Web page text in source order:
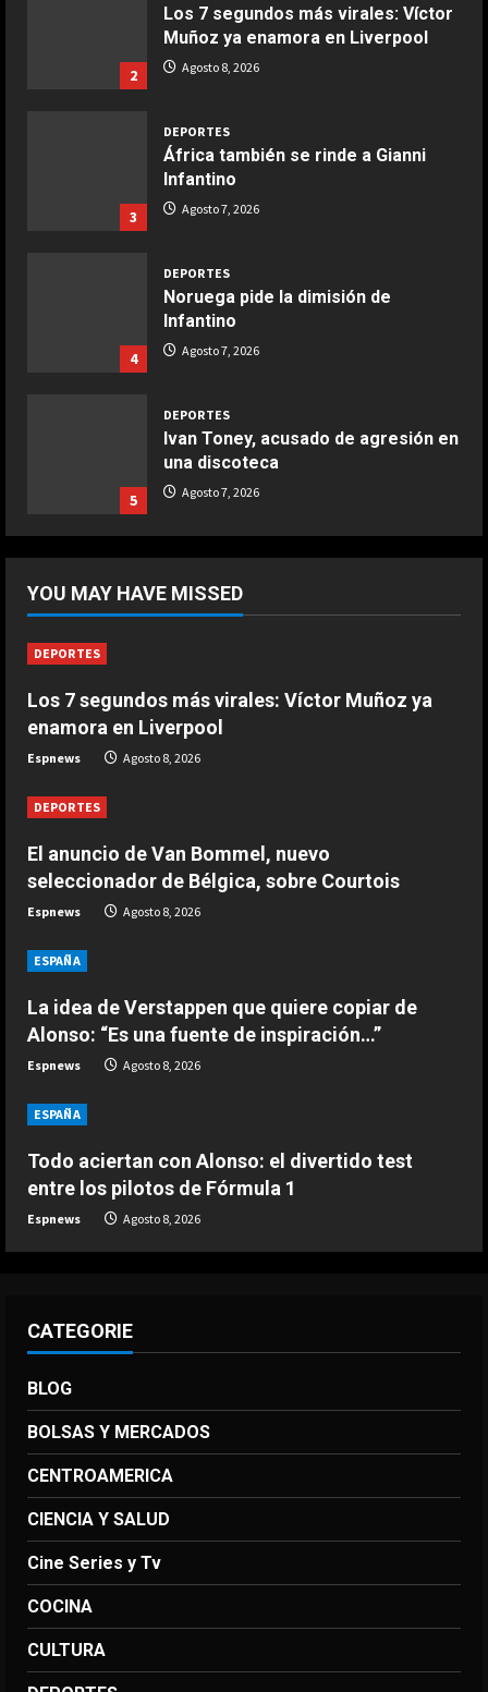
COCINA
Ensalada de espinacas deliciosa
COCINA
aire
COCINA
Buñuelos de alcachofas
5
COCINA
Ternera guisada con senderuelas
2
Los 7 segundos más virales: Víctor
Muñoz ya enamora en Liverpool
Agosto 8, 2026
3
DEPORTES
África también se rinde a Gianni
Infantino
Agosto 7, 2026
4
DEPORTES
Noruega pide la dimisión de
Infantino
Agosto 7, 2026
5
DEPORTES
Ivan Toney, acusado de agresión en
una discoteca
Agosto 7, 2026
seleccionador de Bélgica, sobre
Courtois
DEPORTES
Los 7 segundos más virales: Víctor
Muñoz ya enamora en Liverpool
3
África también se rinde a Gianni
Infantino
Agosto 7, 2026
4
Noruega pide la dimisión de
Infantino
Agosto 7, 2026
una discoteca
Agosto 7, 2026
YOU MAY HAVE MISSED
DEPORTES
Los 7 segundos más virales: Víctor Muñoz ya
enamora en Liverpool
Espnews Agosto 8, 2026
DEPORTES
El anuncio de Van Bommel, nuevo
seleccionador de Bélgica, sobre Courtois
Espnews Agosto 8, 2026
ESPAÑA
La idea de Verstappen que quiere copiar de
Alonso: “Es una fuente de inspiración…”
Espnews Agosto 8, 2026
ESPAÑA
Todo aciertan con Alonso: el divertido test
entre los pilotos de Fórmula 1
Espnews Agosto 8, 2026
CATEGORIE
BLOG
BOLSAS Y MERCADOS
CENTROAMERICA
CIENCIA Y SALUD
Cine Series y Tv
COCINA
CULTURA